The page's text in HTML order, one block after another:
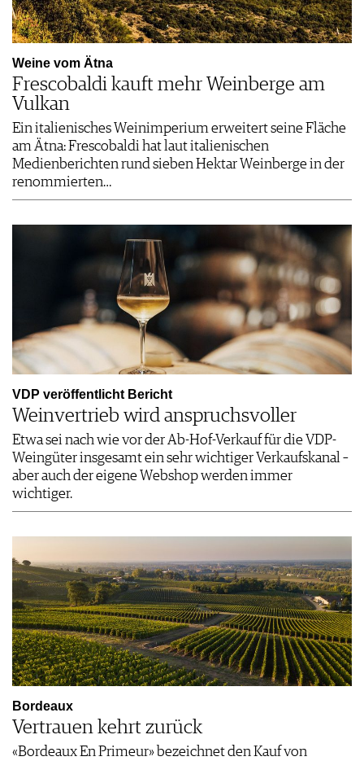
Weine vom Ätna
Frescobaldi kauft mehr Weinberge am
Vulkan
Ein italienisches Weinimperium erweitert seine Fläche
am Ätna: Frescobaldi hat laut italienischen
Medienberichten rund sieben Hektar Weinberge in der
renommierten…
VDP veröffentlicht Bericht
Weinvertrieb wird anspruchsvoller
Etwa sei nach wie vor der Ab-Hof-Verkauf für die VDP-
Weingüter insgesamt ein sehr wichtiger Verkaufskanal –
aber auch der eigene Webshop werden immer
wichtiger.
Bordeaux
Vertrauen kehrt zurück
«Bordeaux En Primeur» bezeichnet den Kauf von